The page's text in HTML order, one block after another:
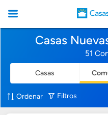
Casas
51
Casas
Ordenar Filtros